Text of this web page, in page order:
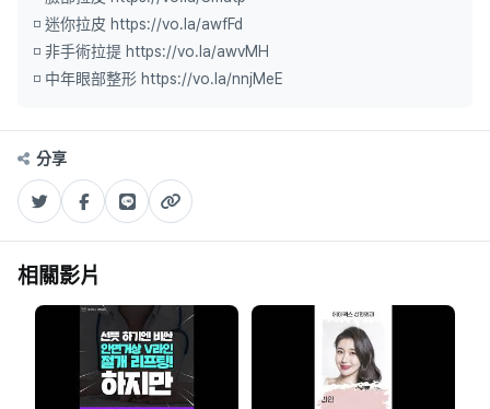
◽ 迷你拉皮 https://vo.la/awfFd
◽ 非手術拉提 https://vo.la/awvMH
◽ 中年眼部整形 https://vo.la/nnjMeE
分享
相關影片